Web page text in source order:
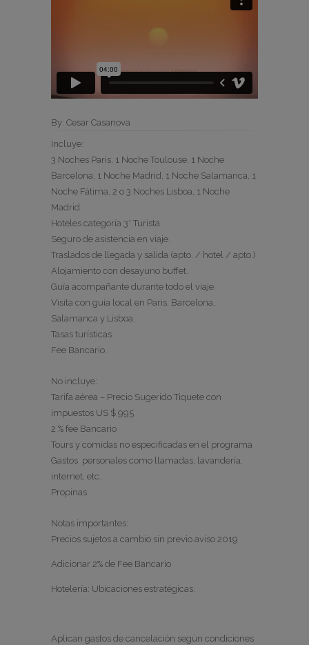
By: Cesar Casanova
Incluye:
3 Noches Paris, 1 Noche Toulouse, 1 Noche
Barcelona, 1 Noche Madrid, 1 Noche Salamanca, 1
Noche Fátima, 2 o 3 Noches Lisboa, 1 Noche
Madrid.
Hoteles categoría 3* Turista.
Seguro de asistencia en viaje.
Traslados de llegada y salida (apto. / hotel / apto.)
Alojamiento con desayuno buffet.
Guía acompañante durante todo el viaje.
Visita con guía local en Paris, Barcelona,
Salamanca y Lisboa.
Tasas turísticas
Fee Bancario.
No incluye:
Tarifa aérea – Precio Sugerido Tiquete con
impuestos US $ 995
2 % fee Bancario
Tours y comidas no especificadas en el programa
Gastos personales como llamadas, lavandería,
internet, etc.
Propinas
Notas importantes:
Precios sujetos a cambio sin previo aviso 2019
Adicionar 2% de Fee Bancario
Hotelería: Ubicaciones estratégicas.
Aplican gastos de cancelación según condiciones